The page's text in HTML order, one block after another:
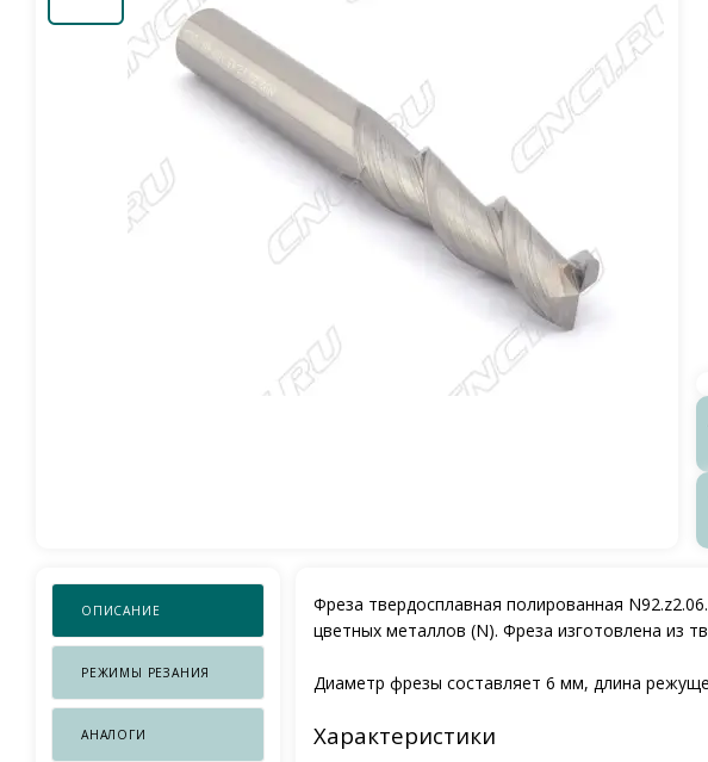
ОПИСАНИЕ
РЕЖИМЫ РЕЗАНИЯ
АНАЛОГИ
Фреза твердосплавная полированная
цветных металлов (N). Фреза изготовлена из
Диаметр фрезы составляет 6 мм, длина
Характеристики